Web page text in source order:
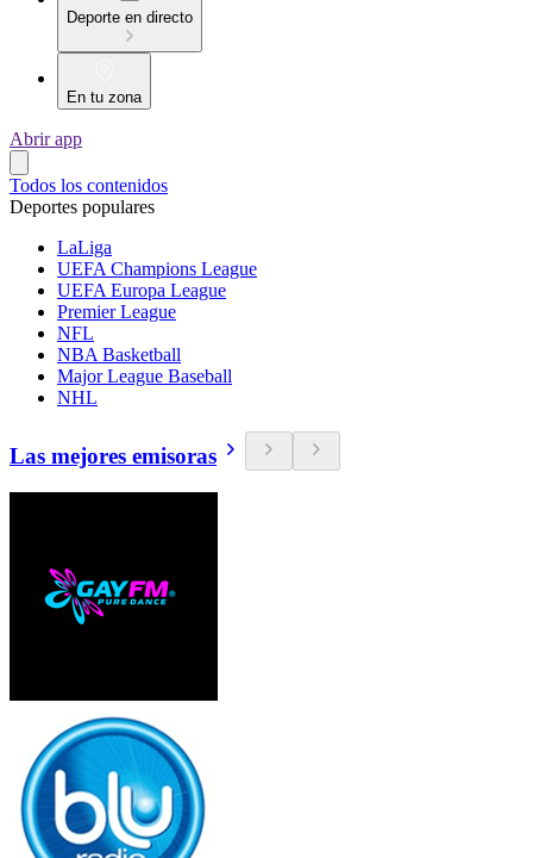
Deporte en directo
En tu zona
Abrir app
Todos los contenidos
Deportes populares
LaLiga
UEFA Champions League
UEFA Europa League
Premier League
NFL
NBA Basketball
Major League Baseball
NHL
Las mejores emisoras